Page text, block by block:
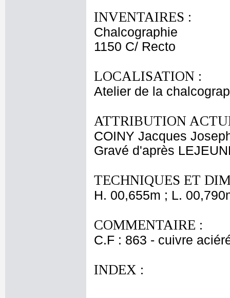
INVENTAIRES :
Chalcographie
1150 C/ Recto
LOCALISATION :
Atelier de la
ATTRIBUTION
COINY Jacques
Gravé d'après
TECHNIQUES ET
H. 00,655m ; L.
COMMENTAIRE :
C.F : 863 - cuivre
INDEX :